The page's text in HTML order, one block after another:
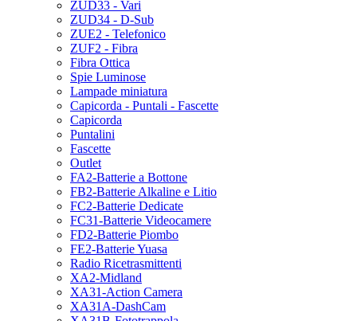
ZUD33 - Vari
ZUD34 - D-Sub
ZUE2 - Telefonico
ZUF2 - Fibra
Fibra Ottica
Spie Luminose
Lampade miniatura
Capicorda - Puntali - Fascette
Capicorda
Puntalini
Fascette
Outlet
FA2-Batterie a Bottone
FB2-Batterie Alkaline e Litio
FC2-Batterie Dedicate
FC31-Batterie Videocamere
FD2-Batterie Piombo
FE2-Batterie Yuasa
Radio Ricetrasmittenti
XA2-Midland
XA31-Action Camera
XA31A-DashCam